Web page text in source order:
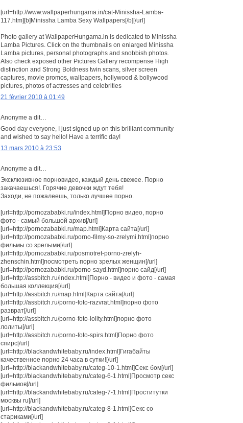
[url=http://www.wallpaperhungama.in/cat-Minissha-Lamba-
117.htm][b]Minissha Lamba Sexy Wallpapers[/b][/url]
Photo gallery at WallpaperHungama.in is dedicated to Minissha
Lamba Pictures. Click on the thumbnails on enlarged Minissha
Lamba pictures, personal photographs and snobbish photos.
Also check exposed other Pictures Gallery recompense High
distinction and Strong Boldness twin scans, silver screen
captures, movie promos, wallpapers, hollywood & bollywood
pictures, photos of actresses and celebrities
21 février 2010 à 01:49
Anonyme a dit…
Good day everyone, I just signed up on this brilliant community
and wished to say hello! Have a terrific day!
13 mars 2010 à 23:53
Anonyme a dit…
Эксклюзивное порновидео, каждый день свежее. Порно
закачаешься!. Горячие девочки ждут тебя!
Заходи, не пожалеешь, только лучшее порно.
[url=http://pornozababki.ru/index.html]Порно видео, порно
фото - самый большой архив[/url]
[url=http://pornozababki.ru/map.html]Карта сайта[/url]
[url=http://pornozababki.ru/porno-filmy-so-zrelymi.html]порно
фильмы со зрелыми[/url]
[url=http://pornozababki.ru/posmotret-porno-zrelyh-
zhenschin.html]посмотреть порно зрелых женщин[/url]
[url=http://pornozababki.ru/porno-sayd.html]порно сайд[/url]
[url=http://assbitch.ru/index.html]Порно - видео и фото - самая
большая коллекция[/url]
[url=http://assbitch.ru/map.html]Карта сайта[/url]
[url=http://assbitch.ru/porno-foto-razvrat.html]порно фото
разврат[/url]
[url=http://assbitch.ru/porno-foto-lolity.html]порно фото
лолиты[/url]
[url=http://assbitch.ru/porno-foto-spirs.html]Порно фото
спирс[/url]
[url=http://blackandwhitebaby.ru/index.html]Гигабайты
качественное порно 24 часа в сутки![/url]
[url=http://blackandwhitebaby.ru/categ-10-1.html]Секс бом[/url]
[url=http://blackandwhitebaby.ru/categ-6-1.html]Просмотр секс
фильмов[/url]
[url=http://blackandwhitebaby.ru/categ-7-1.html]Проститутки
москвы ru[/url]
[url=http://blackandwhitebaby.ru/categ-8-1.html]Секс со
стариками[/url]